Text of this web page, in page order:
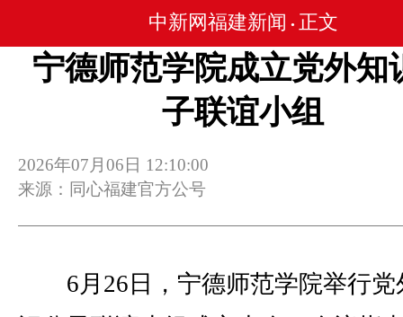
中新网福建新闻 • 正文
宁德师范学院成立党外知
子联谊小组
2026年07月06日 12:10:00
来源：同心福建官方公号
6月26日，宁德师范学院举行党